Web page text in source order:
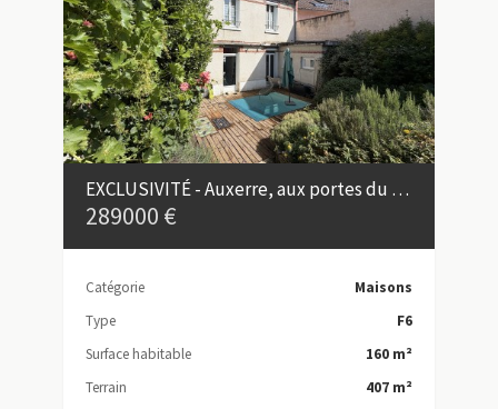
EXCLUSIVITÉ - Auxerre, aux portes du centre-ville - Maison de caractère de 160 m²
289000 €
Catégorie
Maisons
Type
F6
Surface habitable
160 m²
Terrain
407 m²